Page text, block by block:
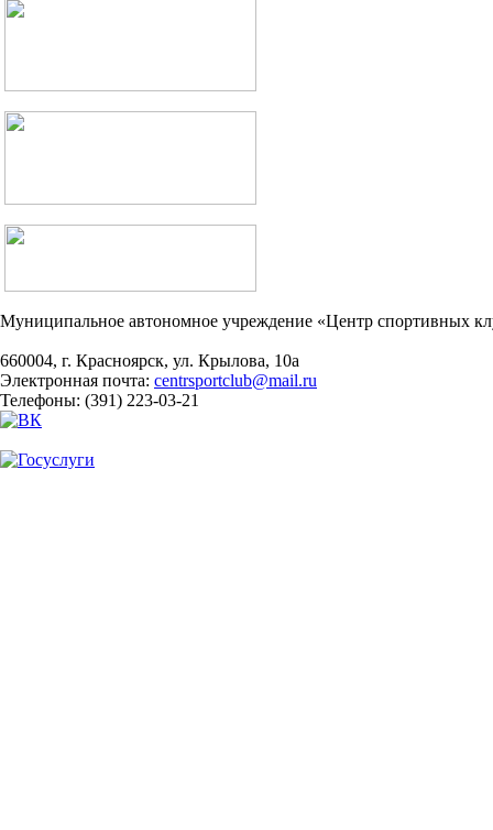
Муниципальное автономное учреждение «Центр спортивных
660004, г. Красноярск, ул. Крылова, 10а
Электронная почта: centrsportclub@mail.ru
Телефоны: (391) 223-03-21